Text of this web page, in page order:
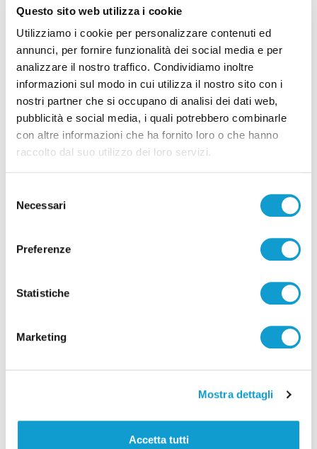
Questo sito web utilizza i cookie
Utilizziamo i cookie per personalizzare contenuti ed
annunci, per fornire funzionalità dei social media e per
analizzare il nostro traffico. Condividiamo inoltre
informazioni sul modo in cui utilizza il nostro sito con i
nostri partner che si occupano di analisi dei dati web,
pubblicità e social media, i quali potrebbero combinarle
con altre informazioni che ha fornito loro o che hanno
raccolto dal suo utilizzo dei loro servizi.
delNecessari
Preferenze
Statistiche
Marketing
Mostra dettagli
Accetta tutti
Calcio Serie C - Bongelli lascia la Samb e passa
alla Triestina
di Pierluigi Dorotei